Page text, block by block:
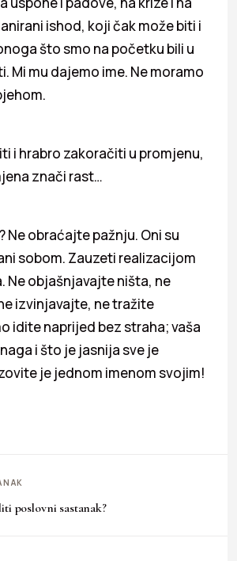
ishod, koji čak može biti i
što smo na početku bili u
Mi mu dajemo ime. Ne moramo
i hrabro zakoračiti u promjenu,
znači rast…
Ne obraćajte pažnju. Oni su
sobom. Zauzeti realizacijom
Ne objašnjavajte ništa, ne
izvinjavajte, ne tražite
idite naprijed bez straha; vaša
i što je jasnija sve je
je jednom imenom svojim!
poslovni sastanak?